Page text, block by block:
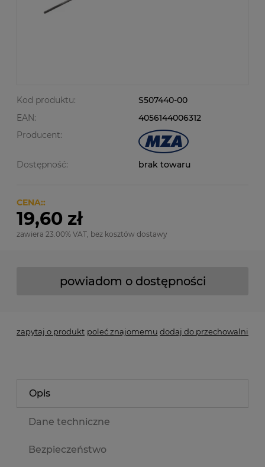
Kod produktu:
S507440-00
EAN:
4056144006312
Producent:
Dostępność: brak towaru
CENA::
19,60 zł
zawiera 23.00% VAT, bez kosztów dostawy
powiadom o dostępności
zapytaj o produkt poleć znajomemu dodaj do przechowalni
Opis
Dane techniczne
Bezpieczeństwo